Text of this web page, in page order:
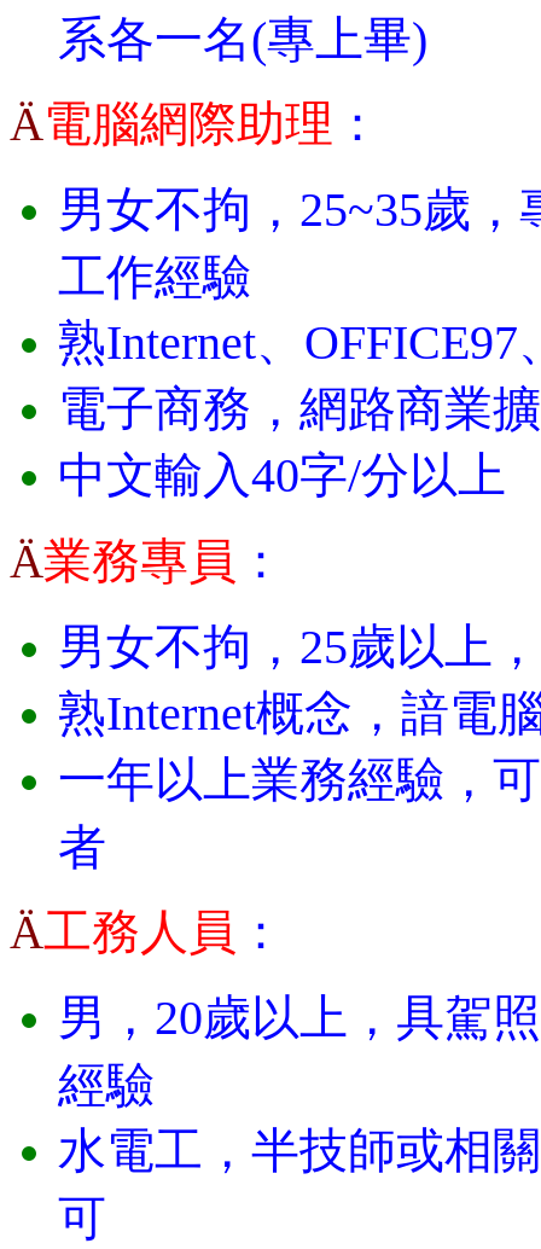
系各一名(專上畢)
Ä電腦網際助理 ：
男女不拘， 25~35歲，
工作經驗
熟Internet、 OFFICE97
電子商務，網路商業
中文輸入40字/分以上
Ä業務專員 ：
男女不拘， 25歲以上
熟Internet概念，諳電
一年以上業務經驗，
者
Ä工務人員 ：
男，20歲以上，具駕
經驗
水電工，半技師或相
可